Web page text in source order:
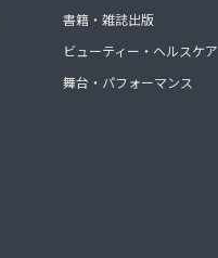
書籍・雑誌出版
ビューティー・ヘルスケア
舞台・パフォーマンス